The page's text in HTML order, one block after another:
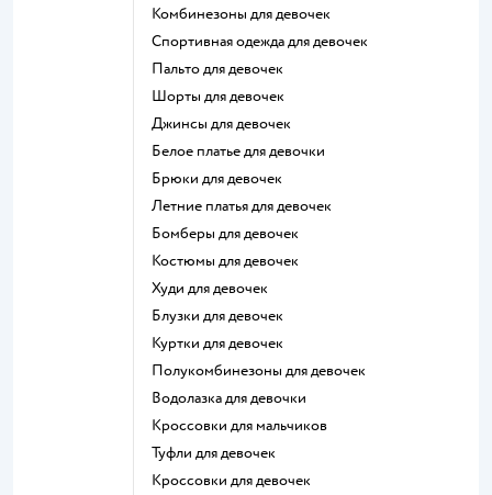
Комбинезоны для девочек
Спортивная одежда для девочек
Пальто для девочек
Шорты для девочек
Джинсы для девочек
Белое платье для девочки
Брюки для девочек
Летние платья для девочек
Бомберы для девочек
Костюмы для девочек
Худи для девочек
Блузки для девочек
Куртки для девочек
Полукомбинезоны для девочек
Водолазка для девочки
Кроссовки для мальчиков
Туфли для девочек
Кроссовки для девочек